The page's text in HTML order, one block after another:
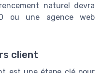
naturel devra
ou une agence web
client